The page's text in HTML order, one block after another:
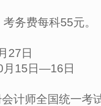
务费每科55元。
27日
月15日—16日
会计师全国统一